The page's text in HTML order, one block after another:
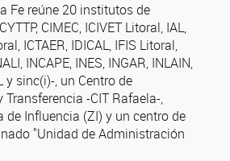
Fe reúne 20 institutos de
CIMEC, ICIVET Litoral, IAL,
ICTAER, IDICAL, IFIS Litoral,
INCAPE, INES, INGAR, INLAIN,
y sinc(i)-, un Centro de
-CIT Rafaela-,
de Influencia (ZI) y un centro de
"Unidad de Administración